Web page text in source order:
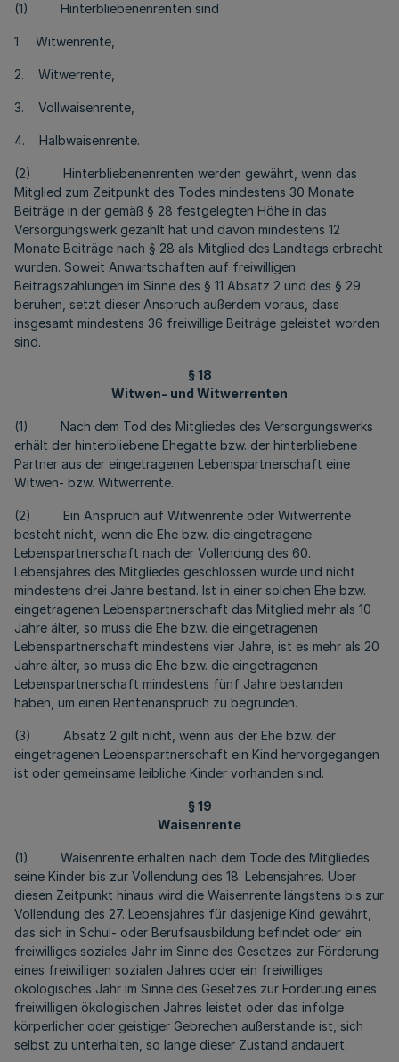
(1) Hinterbliebenenrenten sind
1. Witwenrente,
2. Witwerrente,
3. Vollwaisenrente,
4. Halbwaisenrente.
(2) Hinterbliebenenrenten werden gewährt, wenn das
Mitglied zum Zeitpunkt des Todes mindestens 30 Monate
Beiträge in der gemäß § 28 festgelegten Höhe in das
Versorgungswerk gezahlt hat und davon mindestens 12
Monate Beiträge nach § 28 als Mitglied des Landtags erbracht
wurden. Soweit Anwartschaften auf freiwilligen
Beitragszahlungen im Sinne des § 11 Absatz 2 und des § 29
beruhen, setzt dieser Anspruch außerdem voraus, dass
insgesamt mindestens 36 freiwillige Beiträge geleistet worden
sind.
§ 18
Witwen- und Witwerrenten
(1) Nach dem Tod des Mitgliedes des Versorgungswerks
erhält der hinterbliebene Ehegatte bzw. der hinterbliebene
Partner aus der eingetragenen Lebenspartnerschaft eine
Witwen- bzw. Witwerrente.
(2) Ein Anspruch auf Witwenrente oder Witwerrente
besteht nicht, wenn die Ehe bzw. die eingetragene
Lebenspartnerschaft nach der Vollendung des 60.
Lebensjahres des Mitgliedes geschlossen wurde und nicht
mindestens drei Jahre bestand. Ist in einer solchen Ehe bzw.
eingetragenen Lebenspartnerschaft das Mitglied mehr als 10
Jahre älter, so muss die Ehe bzw. die eingetragenen
Lebenspartnerschaft mindestens vier Jahre, ist es mehr als 20
Jahre älter, so muss die Ehe bzw. die eingetragenen
Lebenspartnerschaft mindestens fünf Jahre bestanden
haben, um einen Rentenanspruch zu begründen.
(3) Absatz 2 gilt nicht, wenn aus der Ehe bzw. der
eingetragenen Lebenspartnerschaft ein Kind hervorgegangen
ist oder gemeinsame leibliche Kinder vorhanden sind.
§ 19
Waisenrente
(1) Waisenrente erhalten nach dem Tode des Mitgliedes
seine Kinder bis zur Vollendung des 18. Lebensjahres. Über
diesen Zeitpunkt hinaus wird die Waisenrente längstens bis zur
Vollendung des 27. Lebensjahres für dasjenige Kind gewährt,
das sich in Schul- oder Berufsausbildung befindet oder ein
freiwilliges soziales Jahr im Sinne des Gesetzes zur Förderung
eines freiwilligen sozialen Jahres oder ein freiwilliges
ökologisches Jahr im Sinne des Gesetzes zur Förderung eines
freiwilligen ökologischen Jahres leistet oder das infolge
körperlicher oder geistiger Gebrechen außerstande ist, sich
selbst zu unterhalten, so lange dieser Zustand andauert.